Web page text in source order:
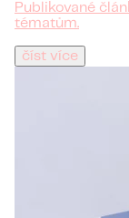
Publikované
tématům.
číst více